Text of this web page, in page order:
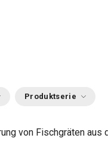
Produktserie
von Fischgräten aus